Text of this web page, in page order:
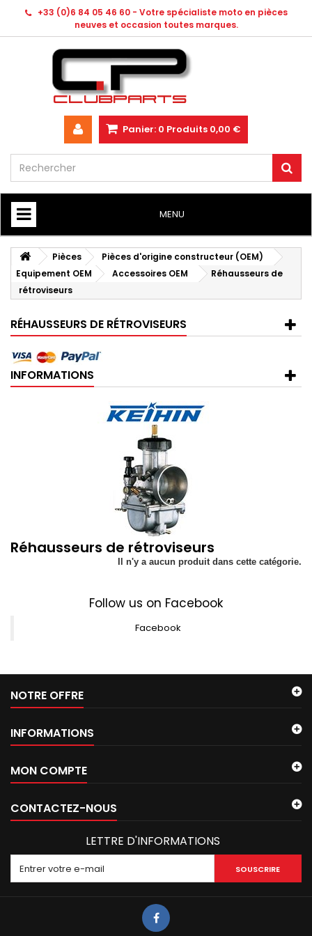
+33 (0)6 84 05 46 60 - Votre spécialiste moto en pièces
neuves et occasion toutes marques.
Panier: 0 Produits 0,00 €
MENU
HOME
Pièces
Pièces d'origine constructeur (OEM)
Equipement OEM
Accessoires OEM
Réhausseurs de
rétroviseurs
RÉHAUSSEURS DE RÉTROVISEURS
INFORMATIONS
Réhausseurs de rétroviseurs
Il n'y a aucun produit dans cette catégorie.
Follow us on Facebook
Facebook
NOTRE OFFRE
INFORMATIONS
MON COMPTE
CONTACTEZ-NOUS
LETTRE D'INFORMATIONS
SOUSCRIRE